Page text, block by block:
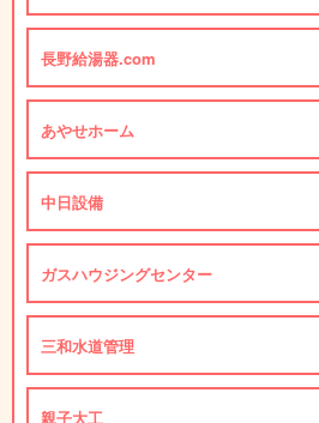
長野給湯器.com
あやせホーム
中日設備
ガスハウジングセンター
三和水道管理
親子大工